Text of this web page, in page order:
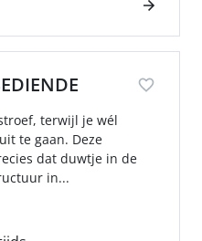
terwijl je wél
te gaan. Deze
dat duwtje in de
in...